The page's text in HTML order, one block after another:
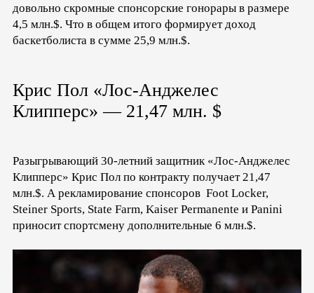
довольно скромные спонсорские гонорары в размере
4,5 млн.$. Что в общем итого формирует доход
баскетболиста в сумме 25,9 млн.$.
Крис Пол «Лос-Анджелес
Клипперс» — 21,47 млн. $
Разыгрывающий 30-летний защитник «Лос-Анджелес
Клипперс» Крис Пол по контракту получает 21,47
млн.$. А рекламирование спонсоров Foot Locker,
Steiner Sports, State Farm, Kaiser Permanente и Panini
приносит спортсмену дополнительные 6 млн.$.